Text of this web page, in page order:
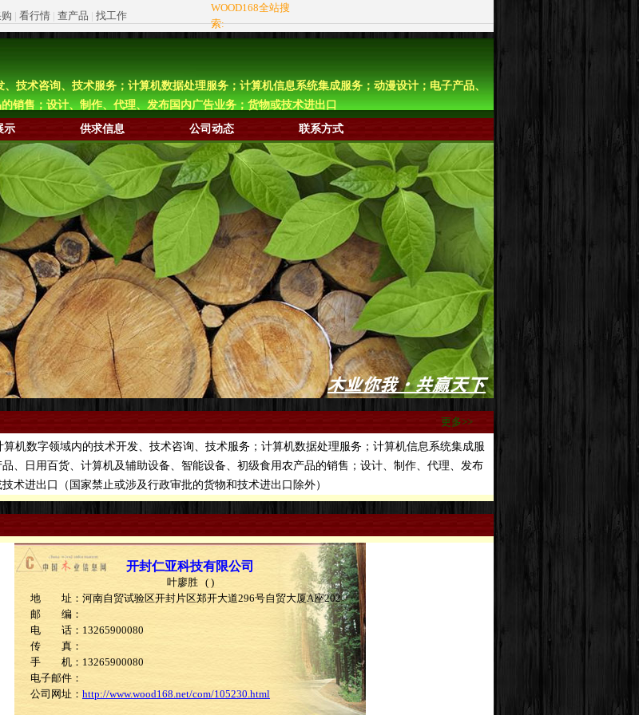
| 看行情 | 查产品 | 找工作
WOOD168全站搜
索:
技术咨询、技术服务；计算机数据处理服务；计算机信息系统集成服务；动漫设计；电子产品、
销售；设计、制作、代理、发布国内广告业务；货物或技术进出口
示 供求信息 公司动态 联系方式
更多>>
机数字领域内的技术开发、技术咨询、技术服务；计算机数据处理服务；计算机信息系统集成服
、日用百货、计算机及辅助设备、智能设备、初级食用农产品的销售；设计、制作、代理、发布
术进出口（国家禁止或涉及行政审批的货物和技术进出口除外）
开封仁亚科技有限公司
叶廖胜 ( )
地 址：河南自贸试验区开封片区郑开大道296号自贸大厦A座202
邮 编：
电 话：13265900080
传 真：
手 机：13265900080
电子邮件：
公司网址： http://www.wood168.net/com/105230.html